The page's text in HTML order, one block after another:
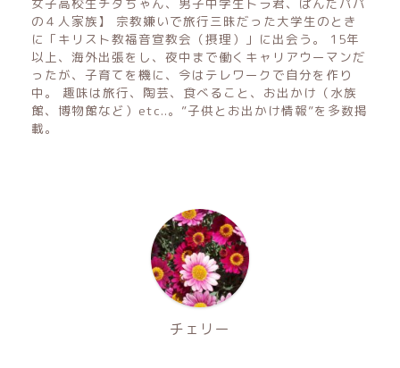
の４人家族】 宗教嫌いで旅行三昧だった大学生のとき
に「キリスト教福音宣教会（摂理）」に出会う。 15年
以上、海外出張をし、夜中まで働くキャリアウーマンだ
ったが、子育てを機に、今はテレワークで自分を作り
中。 趣味は旅行、陶芸、食べること、お出かけ（水族
館、博物館など）etc..。”子供とお出かけ情報”を多数掲
載。
チェリー